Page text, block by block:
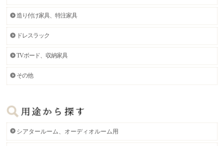
造り付け家具、特注家具
ドレスラック
TVボード、収納家具
その他
シアタールーム、オーディオルーム用